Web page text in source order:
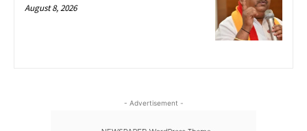
August 8, 2026
- Advertisement -